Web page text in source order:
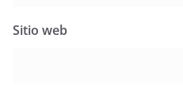
Sitio web